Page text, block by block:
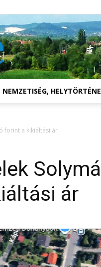
NEMZETISÉG,
forint a kikiáltási ár
ár